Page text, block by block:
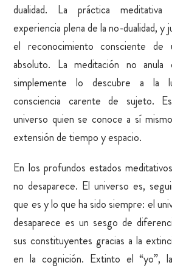
dualidad. La práctica
experiencia plena de la no-dualidad, y
el reconocimiento consciente de
absoluto. La meditación no anula
simplemente lo descubre a la
consciencia carente de sujeto.
universo quien se conoce a sí
extensión de tiempo y espacio.
En los profundos estados
no desaparece. El universo es,
que es y lo que ha sido siempre: el
desaparece es un sesgo de
sus constituyentes gracias a la
en la cognición. Extinto el “yo”,